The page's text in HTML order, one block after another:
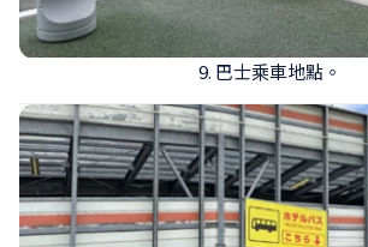
9. 巴士乘車地點。